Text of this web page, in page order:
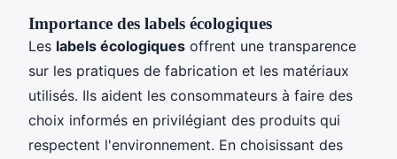
Importance des labels écologiques
Les labels écologiques offrent une transparence
sur les pratiques de fabrication et les matériaux
utilisés. Ils aident les consommateurs à faire des
choix informés en privilégiant des produits qui
respectent l'environnement. En choisissant des